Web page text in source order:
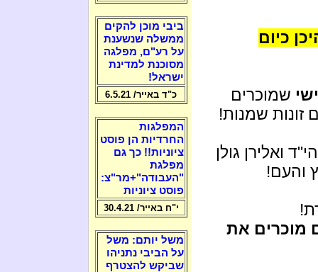
כיום
שמוכרים
זונות שמנות!
ואלירן גולן
והעם!
מוכרים את
ביבי מוכן להקים
ממשלה שנשענת
על רע"ם, מפלגה
מסוכנת למדינת
ישראל!
כ"ד באייר/ 6.5.21
המפלגות
החרדיות הן פוסט
ציוניות!! כך גם
מפלגת
"העבודה"+מר"צ:
פוסט ציוניות
י"ח באייר/ 30.4.21
משל יותם: משל
על הביבי נתניהו
שביקש להצטרף